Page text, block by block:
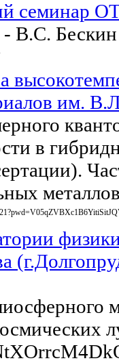
семинар
- В.С. Бескин
им.
в